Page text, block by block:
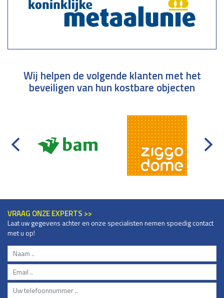
Wij helpen de volgende klanten met het
beveiligen van hun kostbare objecten
VRAAG ONZE EXPERTS >>
Laat uw gegevens achter en onze specialisten nemen spoedig contact
met u op!